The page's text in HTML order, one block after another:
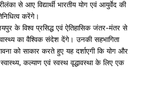
से आए विद्यार्थी भारतीय योग एवं आयुर्वेद की
करेंगे।
जयपुर के विश्व प्रसिद्ध एवं ऐतिहासिक जंतर-मंतर से
का वैश्विक संदेश देंगे। उनकी सहभागिता
को साकार करते हुए यह दर्शाएगी कि योग और
कल्याण एवं स्वस्थ वृद्धावस्था के लिए एक